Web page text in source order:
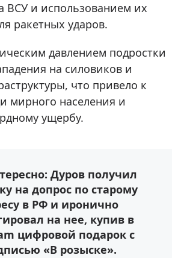
ВСУ и использованием их
ракетных ударов.
давлением подростки
на силовиков и
что привело к
мирного населения и
ущербу.
Дуров получил
на допрос по старому
в РФ и иронично
на нее, купив в
цифровой подарок с
«В розыске».